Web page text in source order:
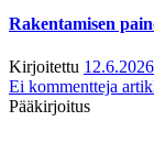
Rakentamisen
Kirjoitettu 12.6.2026
Ei kommentteja
Pääkirjoitus